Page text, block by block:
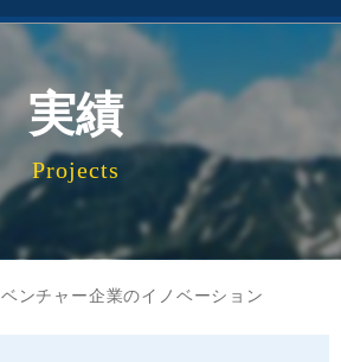
実績
Projects
ベンチャー企業のイノベーション